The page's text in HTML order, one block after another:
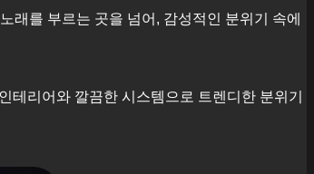
래를 부르는 곳을 넘어, 감성적인 분위기 속에
리어와 깔끔한 시스템으로 트렌디한 분위기